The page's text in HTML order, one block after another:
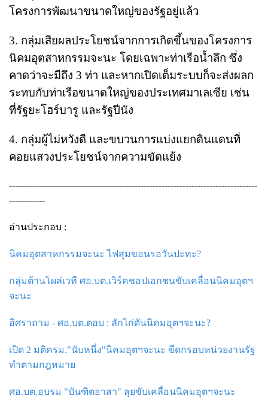
โครงการพัฒนาขนาดใหญ่ของรัฐอยู่แล้ว
3. กลุ่มเสียผลประโยชน์จากการเกิดขึ้นของโครงการ
นิคมอุตสาหกรรมจะนะ โดยเฉพาะท่าเรือน้ำลึก ซึ่ง
คาดว่าจะมีถึง 3 ท่า และหากเปิดเต็มระบบก็จะส่งผลก
ระทบกับท่าเรือขนาดใหญ่ของประเทศมาเลเซีย เช่น
ที่รัฐยะโฮร์บารู และรัฐปีนัง
4. กลุ่มผู้ไม่หวังดี และขบวนการแบ่งแยกดินแดนที่
คอยแสวงประโยชน์จากความขัดแย้ง
-----------------------------------------------------------------------------------
------------
อ่านประกอบ :
นิคมอุตสาหกรรมจะนะ ไฟสุมขอนรอวันปะทะ?
กลุ่มต้านโผล่เวที ศอ.บต.เวิร์คชอปเอกชนขับเคลื่อนนิคมอุตฯ
จะนะ
อิศราถาม - ศอ.บต.ตอบ : ลักไก่ดันนิคมอุตฯจะนะ?
เปิด 2 มติครม."นับหนึ่ง"นิคมอุตฯจะนะ ขีดกรอบหน่วยงานรัฐ
ทำตามกฎหมาย
ศอ.บต.อบรม "บันฑิตอาสา" ลุยขับเคลื่อนนิคมอุตฯจะนะ